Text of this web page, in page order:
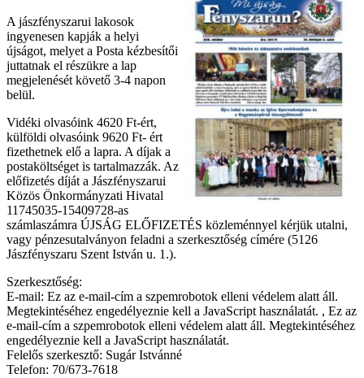
A jászfényszarui lakosok
ingyenesen kapják a helyi
újságot, melyet a Posta kézbesítői
juttatnak el részükre a lap
megjelenését követő 3-4 napon
belül.
Vidéki olvasóink 4620 Ft-ért,
külföldi olvasóink 9620 Ft- ért
fizethetnek elő a lapra. A díjak a
postaköltséget is tartalmazzák. Az
előfizetés díját a Jászfényszarui
Közös Önkormányzati Hivatal
11745035-15409728-as
számlaszámra ÚJSÁG ELŐFIZETÉS közleménnyel kérjük utalni,
vagy pénzesutalványon feladni a szerkesztőség címére (5126
Jászfényszaru Szent István u. 1.).
Szerkesztőség:
E-mail: Ez az e-mail-cím a szpemrobotok elleni védelem alatt áll.
Megtekintéséhez engedélyeznie kell a JavaScript használatát. , Ez az
e-mail-cím a szpemrobotok elleni védelem alatt áll. Megtekintéséhez
engedélyeznie kell a JavaScript használatát.
Felelős szerkesztő: Sugár Istvánné
Telefon: 70/673-7618